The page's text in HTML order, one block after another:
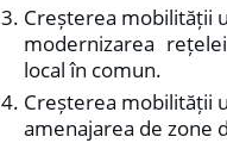
Creșterea mobilității
modernizarea
local în comun.
Creșterea mobilității
amenajarea de zone